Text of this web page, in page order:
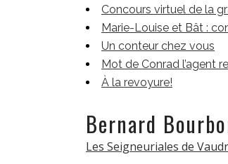
Concours virtuel de la
Marie-Louise et Bât :
Un conteur chez vous
Mot de Conrad l’agent
À la revoyure!
Bernard
Les Seigneuriales de